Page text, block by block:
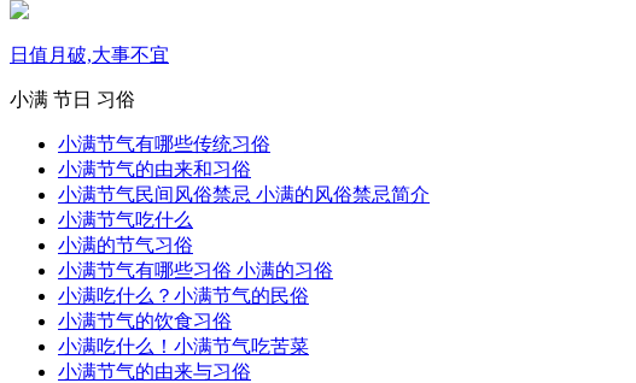
日值月破,大事不宜
小满 节日 习俗
小满节气有哪些传统习俗
小满节气的由来和习俗
小满节气民间风俗禁忌 小满的风俗禁忌简介
小满节气吃什么
小满的节气习俗
小满节气有哪些习俗 小满的习俗
小满吃什么？小满节气的民俗
小满节气的饮食习俗
小满吃什么！小满节气吃苦菜
小满节气的由来与习俗